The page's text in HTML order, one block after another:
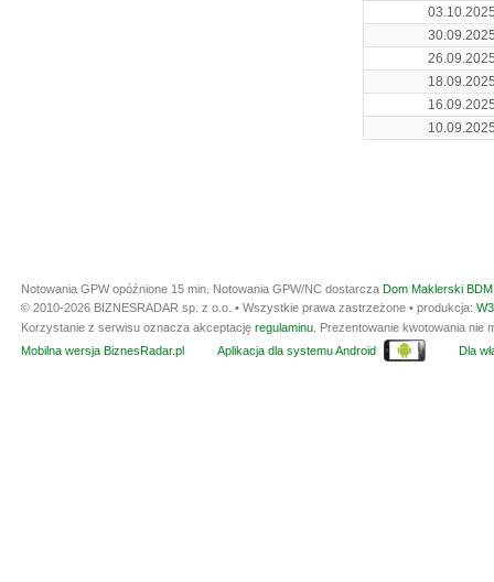
Notowania GPW opóźnione 15 min. Notowania GPW/NC dostarcza Dom Maklerski
© 2010-2026 BIZNESRADAR sp. z o.o. • Wszystkie prawa zastrzeżone • produkcja:
Korzystanie z serwisu oznacza akceptację regulaminu . Prezentowanie kwotowania
Mobilna wersja BiznesRadar.pl
Aplikacja dla systemu Android Dla